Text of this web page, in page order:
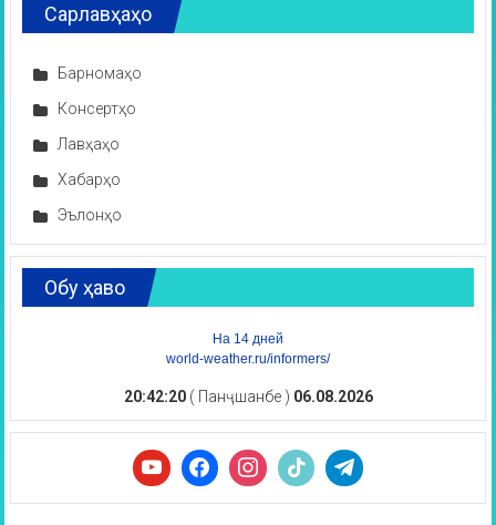
Сарлавҳаҳо
Барномаҳо
Консертҳо
Лавҳаҳо
Хабарҳо
Эълонҳо
Обу ҳаво
На 14 дней
world-weather.ru/informers/
20:42:21( Панҷшанбе ) 06.08.2026